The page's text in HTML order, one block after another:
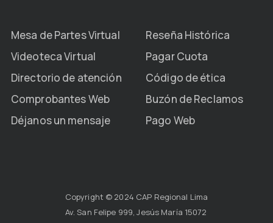
Mesa de Partes Virtual
Reseña Histórica
Videoteca Virtual
Pagar Cuota
Directorio de atención
Código de ética
Comprobantes Web
Buzón de Reclamos
Déjanos un mensaje
Pago Web
Copyright © 2024 CAP Regional Lima
Av. San Felipe 999, Jesús María 15072